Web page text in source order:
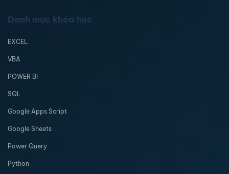
Danh mục khóa học
EXCEL
VBA
POWER BI
SQL
Google Apps Script
Google Sheets
Power Query
Python